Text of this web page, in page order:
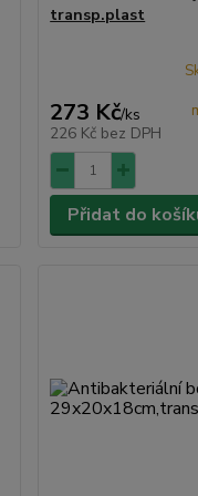
transp.plast
273 Kč/ks
226 Kč bez DPH
Přidat do